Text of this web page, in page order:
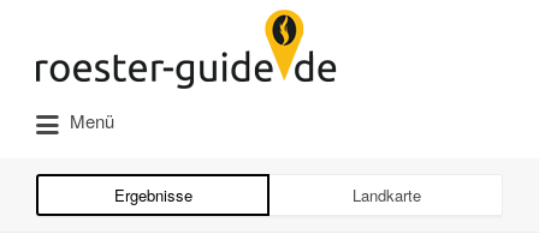
Menü
Ergebnisse Landkarte